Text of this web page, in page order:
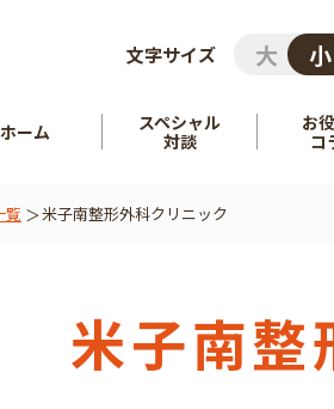
文字サイズ
ホーム
スペシャル
対談
お
コ
覧 米子南整形外科クリニック
米子南整